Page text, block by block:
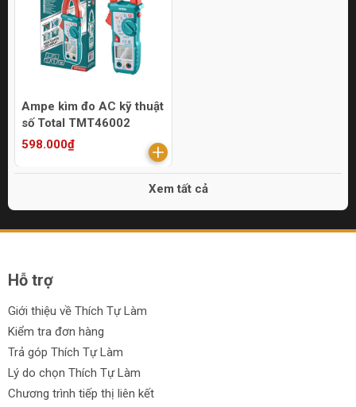
Ampe kìm đo AC kỹ thuật
số Total TMT46002
598.000₫
Xem tất cả
Hỗ trợ
Giới thiệu về Thích Tự Làm
Kiểm tra đơn hàng
Trả góp Thích Tự Làm
Lý do chọn Thích Tự Làm
Chương trình tiếp thị liên kết